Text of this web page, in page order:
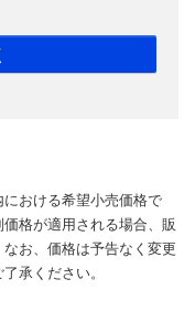
おける希望小売価格で
格が適用される場合、販
お、価格は予告なく変更
承ください。